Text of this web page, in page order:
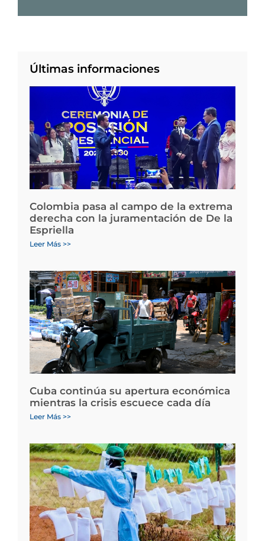
Últimas informaciones
Colombia pasa al campo de la extrema
derecha con la juramentación de De la
Espriella
Leer Más >>
Cuba continúa su apertura económica
mientras la crisis escuece cada día
Leer Más >>